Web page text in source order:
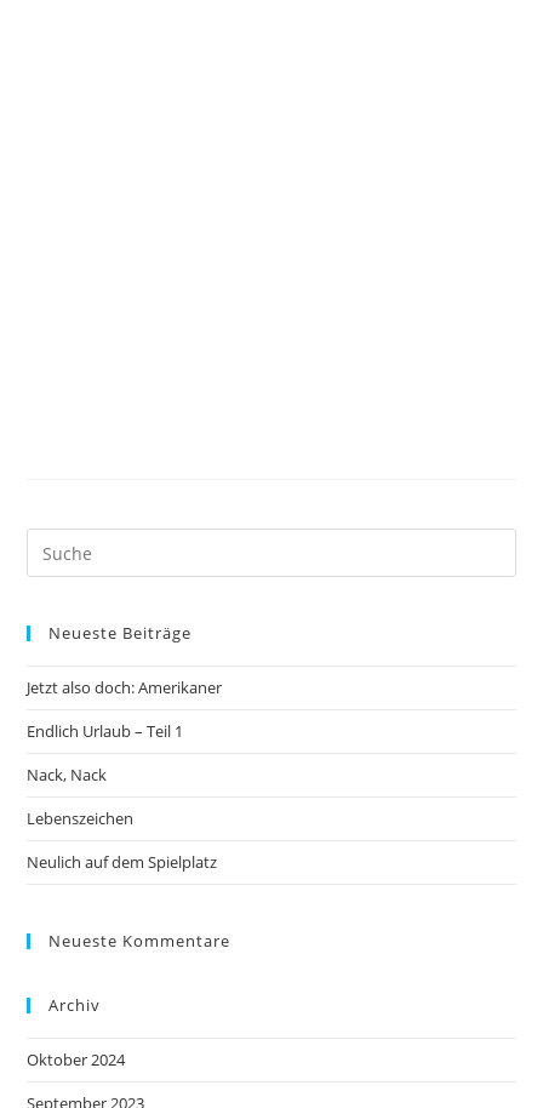
Neueste Beiträge
Jetzt also doch: Amerikaner
Endlich Urlaub – Teil 1
Nack, Nack
Lebenszeichen
Neulich auf dem Spielplatz
Neueste Kommentare
Archiv
Oktober 2024
September 2023